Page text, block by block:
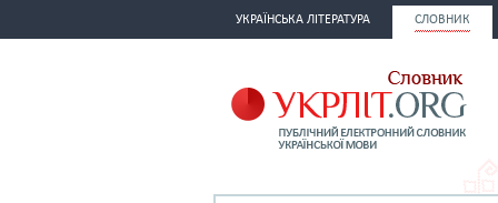
УКРАЇНСЬКА ЛІТЕРАТУРА СЛОВНИК